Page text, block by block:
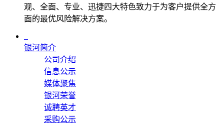
观、全面、专业、迅捷四大特色致力于为客户提供全方
面的最优风险解决方案。
银河简介
公司介绍
信息公示
媒体聚焦
银河荣誉
诚聘英才
采购公示